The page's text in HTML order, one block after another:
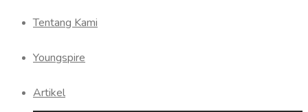
Tentang Kami
Youngspire
Artikel